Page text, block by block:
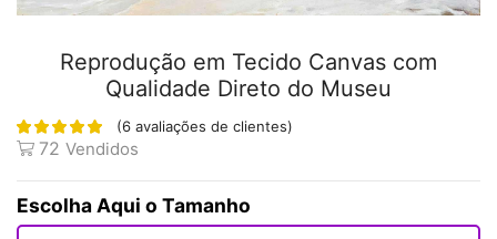
Reprodução em Tecido Canvas com
Qualidade Direto do Museu
(6 avaliações de clientes)
72 Vendidos
Tamanho